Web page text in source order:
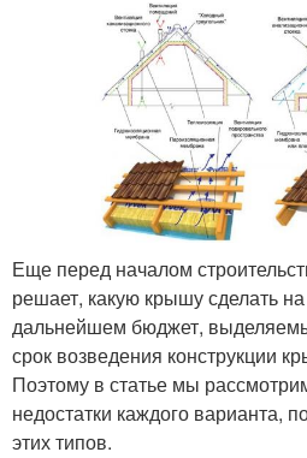
Еще перед началом
решает, какую крышу сделать на
дальнейшем бюджет,
срок возведения конструкции
Поэтому в статье мы
недостатки каждого варианта,
этих типов.